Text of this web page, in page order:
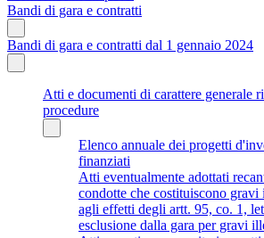
Bandi di gara e contratti
Bandi di gara e contratti dal 1 gennaio 2024
Atti e documenti di carattere generale
procedure
Elenco annuale dei progetti
finanziati
Atti eventualmente adottati
condotte che costituiscono
agli effetti degli artt. 95, co. 1,
esclusione dalla gara per gravi